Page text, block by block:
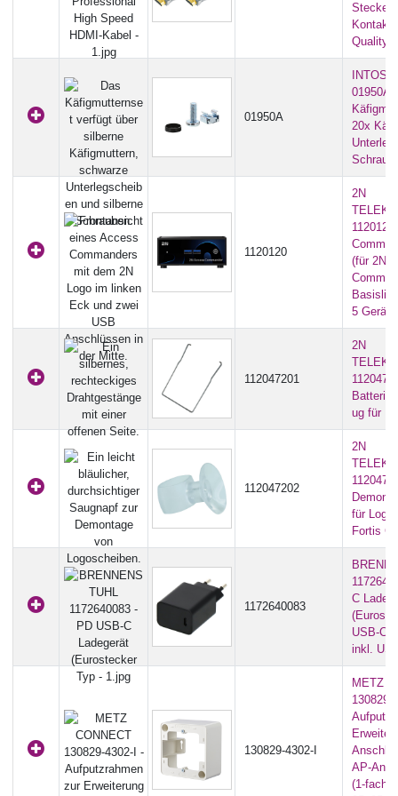
Stecker
Quality)
01950A
INTOS
01950A
20x
1120120
2N
(für 2N
5
112047201
2N
ug für
112047202
2N
für
Fortis
1172640083
C
USB-C
inkl.
130829-4302-I
METZ
130829-
AP-
(1-fach |